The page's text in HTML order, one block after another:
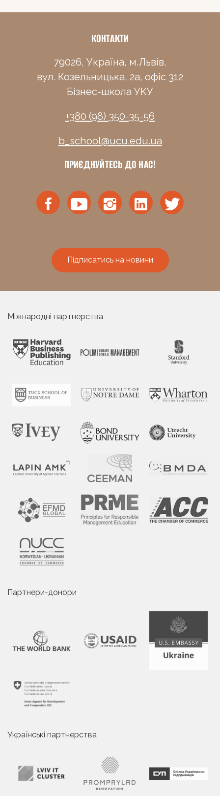
КОНТАКТИ
79026, Україна, м.Львів,
вул. Козельницька, 2а, офіс 312
Бізнес-школа УКУ
+380 (98) 350-35-56
b_school@ucu.edu.ua
ПРИЄДНУЙТЕСЬ ДО НАС!
Підписатись на новини
Міжнародні партнерства
Партнери-донори
Українські партнерства